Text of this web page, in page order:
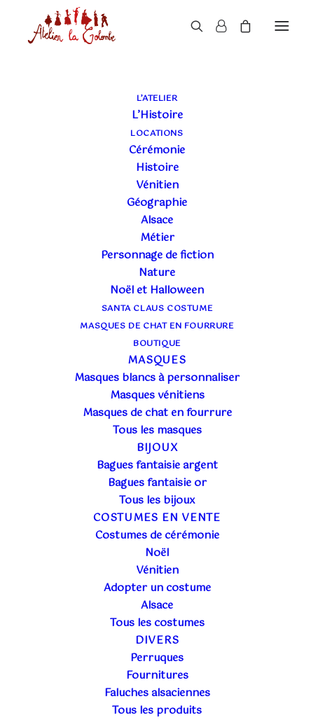
L’ATELIER
L’Histoire
LOCATIONS
Cérémonie
Histoire
Vénitien
Géographie
Alsace
Métier
Personnage de fiction
Nature
Noël et Halloween
SANTA CLAUS COSTUME
MASQUES DE CHAT EN FOURRURE
BOUTIQUE
MASQUES
Masques blancs à personnaliser
Masques vénitiens
Masques de chat en fourrure
Tous les masques
BIJOUX
Bagues fantaisie argent
Bagues fantaisie or
Tous les bijoux
COSTUMES EN VENTE
Costumes de cérémonie
Noël
Vénitien
Adopter un costume
Alsace
Tous les costumes
DIVERS
Perruques
Fournitures
Faluches alsaciennes
Tous les produits
LE BLOG DE L'ATELIER
LA COLOMBE
23 décembre 2022
BALS À LA COUR DE L’EMPEREUR
NAPOLÉON III